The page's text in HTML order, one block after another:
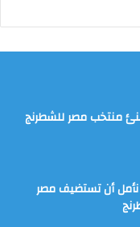
منتخب مصر للشطرنج
أن تستضيف مصر